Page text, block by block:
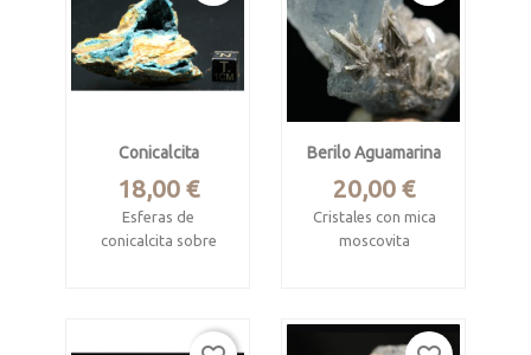
Conicalcita
Precio
18,00 €
Esferas de
conicalcita sobre
Mapimi, Méjico
Berilo Aguamarina
Precio
20,00 €
Cristales con mica
moscovita
Mide 4.4 x 2.3 x 2.2